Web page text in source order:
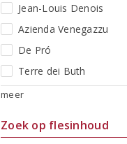
Jean-Louis Denois
Azienda Venegazzu
De Pró
Terre dei Buth
meer
Zoek op flesinhoud